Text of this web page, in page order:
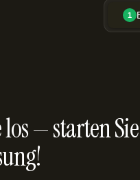
1
los — starten